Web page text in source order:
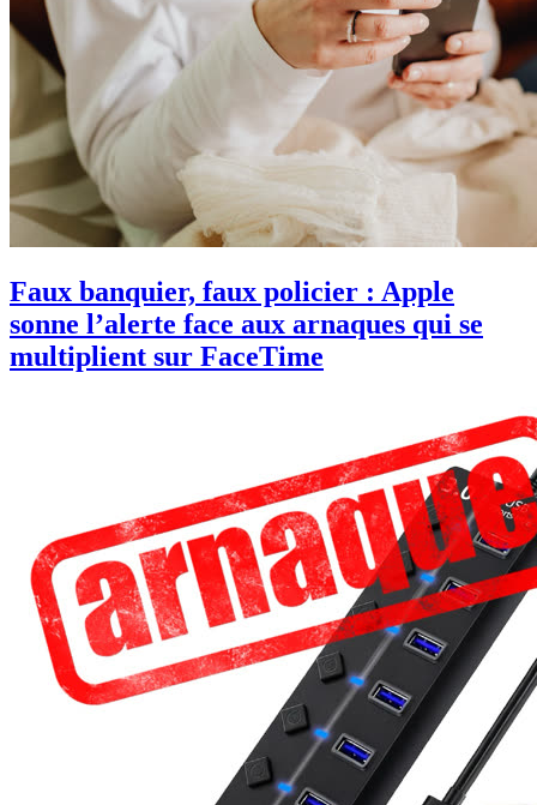
Faux banquier, faux policier : Apple
sonne l’alerte face aux arnaques qui se
multiplient sur FaceTime